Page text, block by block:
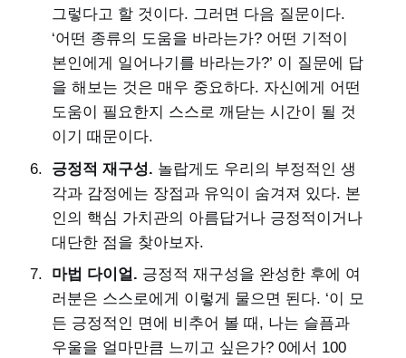
그렇다고 할 것이다. 그러면 다음 질문이다.
‘어떤 종류의 도움을 바라는가? 어떤 기적이
본인에게 일어나기를 바라는가?’ 이 질문에 답
을 해보는 것은 매우 중요하다. 자신에게 어떤
도움이 필요한지 스스로 깨닫는 시간이 될 것
이기 때문이다.
긍정적 재구성. 놀랍게도 우리의 부정적인 생
각과 감정에는 장점과 유익이 숨겨져 있다. 본
인의 핵심 가치관의 아름답거나 긍정적이거나
대단한 점을 찾아보자.
마법 다이얼. 긍정적 재구성을 완성한 후에 여
러분은 스스로에게 이렇게 물으면 된다. ‘이 모
든 긍정적인 면에 비추어 볼 때, 나는 슬픔과
우울을 얼마만큼 느끼고 싶은가? 0에서 100